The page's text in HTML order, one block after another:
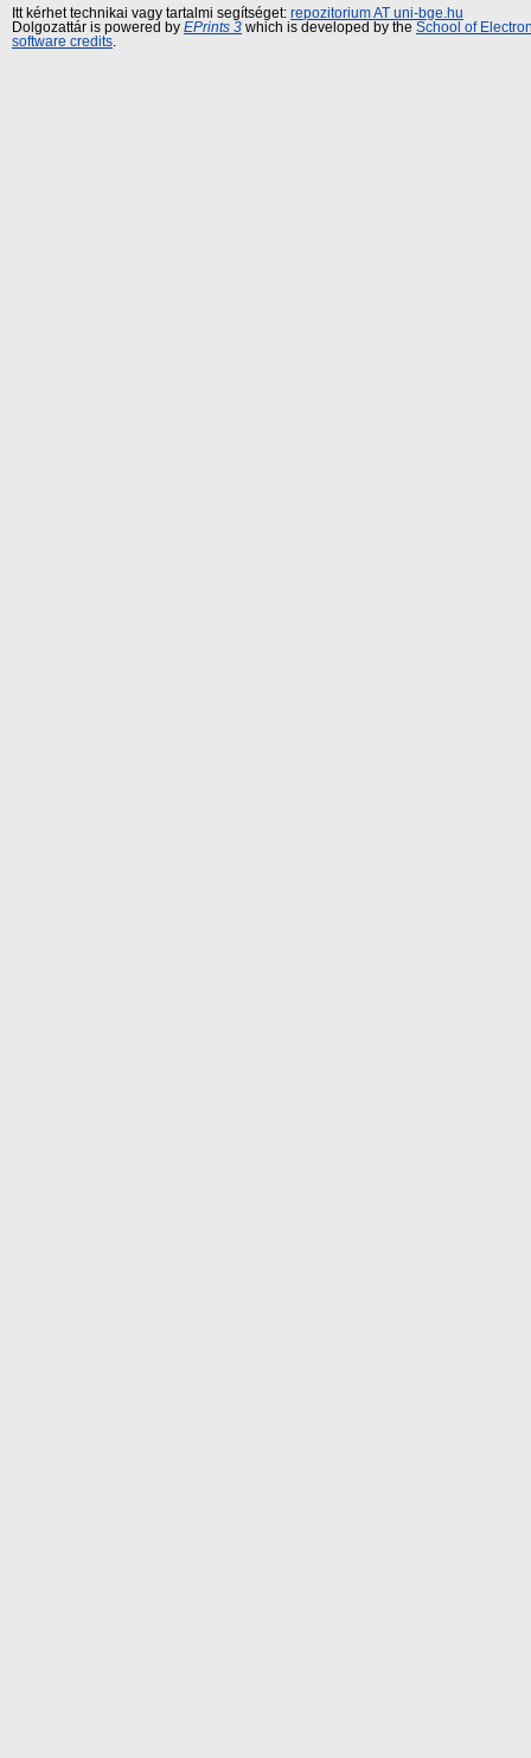
Itt kérhet technikai vagy tartalmi segítséget: repozitorium AT uni-bge.hu
Dolgozattár is powered by EPrints 3 which is developed by the School of
software credits